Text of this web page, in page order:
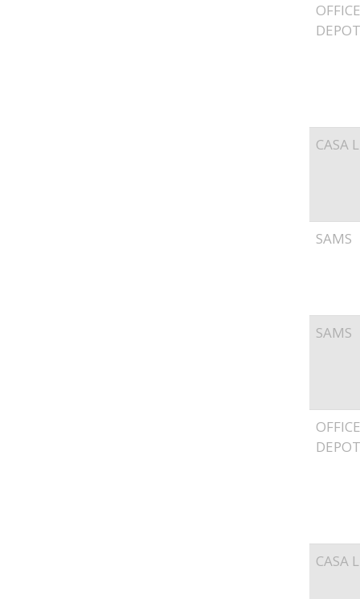
OFFICE
DEPOT
CASA
SAMS
SAMS
OFFICE
DEPOT
CASA